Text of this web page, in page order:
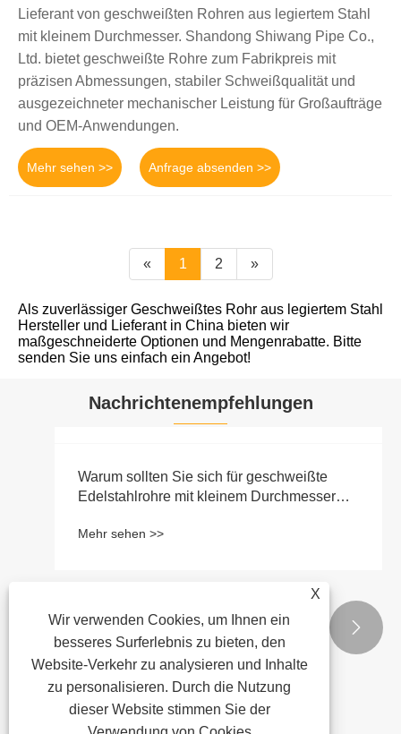
Lieferant von geschweißten Rohren aus legiertem Stahl
mit kleinem Durchmesser. Shandong Shiwang Pipe Co.,
Ltd. bietet geschweißte Rohre zum Fabrikpreis mit
präzisen Abmessungen, stabiler Schweißqualität und
ausgezeichneter mechanischer Leistung für Großaufträge
und OEM-Anwendungen.
Mehr sehen >> Anfrage absenden >>
« 1 2 »
Als zuverlässiger Geschweißtes Rohr aus legiertem Stahl
Hersteller und Lieferant in China bieten wir
maßgeschneiderte Optionen und Mengenrabatte. Bitte
senden Sie uns einfach ein Angebot!
Nachrichtenempfehlungen
Warum sollten Sie sich für geschweißte
Edelstahlrohre mit kleinem Durchmesser
 
X
Wir verwenden Cookies, um Ihnen ein
besseres Surferlebnis zu bieten, den
Website-Verkehr zu analysieren und Inhalte
zu personalisieren. Durch die Nutzung
dieser Website stimmen Sie der